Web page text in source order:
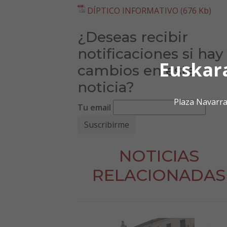
Plaza
DÍPTICO INFORMATIVO (676 Kb)
¿Deseas recibir
notificaciones si hay
cambios en esta
noticia?
Tu email
NOTICIAS
RELACIONADAS